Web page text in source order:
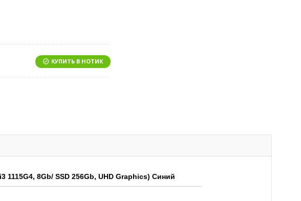
КУПИТЬ В НОТИК
1115G4, 8Gb/ SSD 256Gb, UHD Graphics) Синий